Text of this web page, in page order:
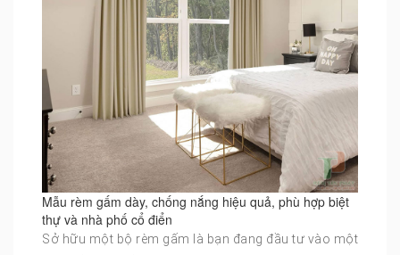
Mẫu rèm gấm dày, chống nắng hiệu quả, phù hợp biệt
thự và nhà phố cổ điển
Sở hữu một bộ rèm gấm là bạn đang đầu tư vào một